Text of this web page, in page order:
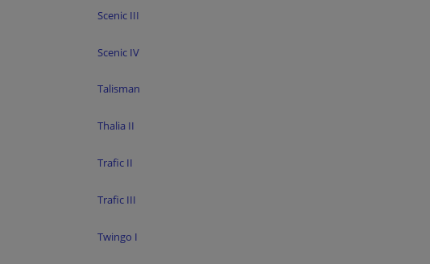
Scenic III
Scenic IV
Talisman
Thalia II
Trafic II
Trafic III
Twingo I